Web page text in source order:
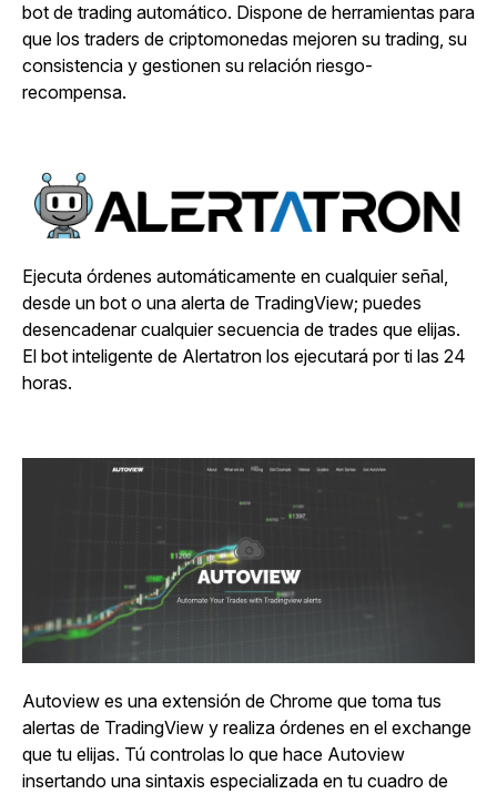
bot de trading automático. Dispone de herramientas para
que los traders de criptomonedas mejoren su trading, su
consistencia y gestionen su relación riesgo-
recompensa.
Ejecuta órdenes automáticamente en cualquier señal,
desde un bot o una alerta de TradingView; puedes
desencadenar cualquier secuencia de trades que elijas.
El bot inteligente de Alertatron los ejecutará por ti las 24
horas.
Autoview es una extensión de Chrome que toma tus
alertas de TradingView y realiza órdenes en el exchange
que tu elijas. Tú controlas lo que hace Autoview
insertando una sintaxis especializada en tu cuadro de